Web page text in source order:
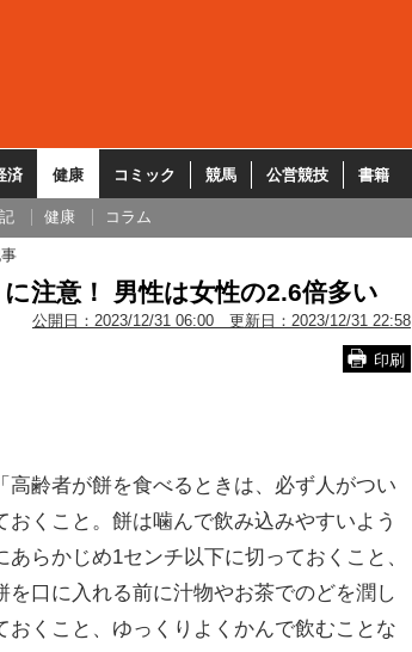
済 健康 コミック 競馬 公営競技 書籍
健康 コラム
注意！ 男性は女性の2.6倍多い
公開日： 2023/12/31 06:00 更新日： 2023/12/31 22:58
印刷
「高齢者が餅を食べるときは、必ず人がつい
おくこと。餅は噛んで飲み込みやすいよう
あらかじめ1センチ以下に切っておくこと、
を口に入れる前に汁物やお茶でのどを潤し
おくこと、ゆっくりよくかんで飲むことな